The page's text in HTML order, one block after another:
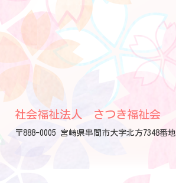
社会福祉法人 さつき福祉会
〒888-0005 宮崎県串間市大字北方7348番地